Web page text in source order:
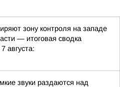
зону контроля на западе
— итоговая сводка
августа:
звуки раздаются над